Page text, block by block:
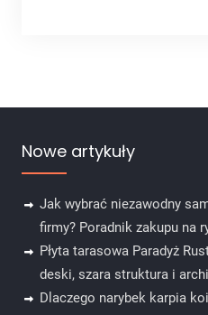
Nowe artykuły
Jak wybrać niezawodny
firmy? Poradnik zakupu na
Płyta tarasowa Paradyż
deski, szara struktura i
Dlaczego narybek karpia